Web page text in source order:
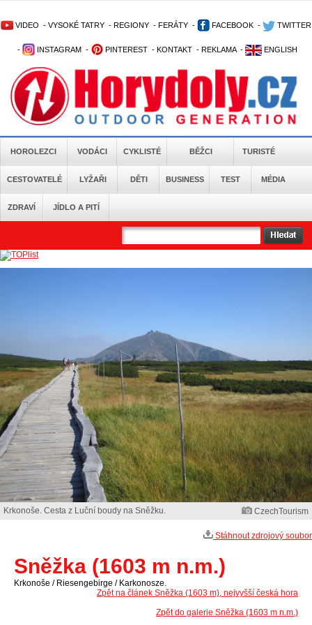
VIDEO - VYSOKÉ TATRY - REGIONY - FERÁTY - FACEBOOK - TWITTER
- INSTAGRAM - PINTEREST - KONTAKT - REKLAMA - ENGLISH
HOROLEZCI VODÁCI CYKLISTÉ BĚŽCI TURISTÉ
CESTOVATELÉ LYŽAŘI DĚTI BUSINESS TEST MÉDIA
ZDRAVÍ JÍDLO A PITÍ
Krkonoše. Cesta z Luční boudy na Sněžku. CzechTourism
Stáhnout zdrojový soubor
Sněžka (1603 m n.m.)
Krkonoše / Riesengebirge / Karkonosze.
Zpět na článek Sněžka (1603 m), nejvyšší česká hora
Zpět do galerie Sněžka (1603 m n.m.)